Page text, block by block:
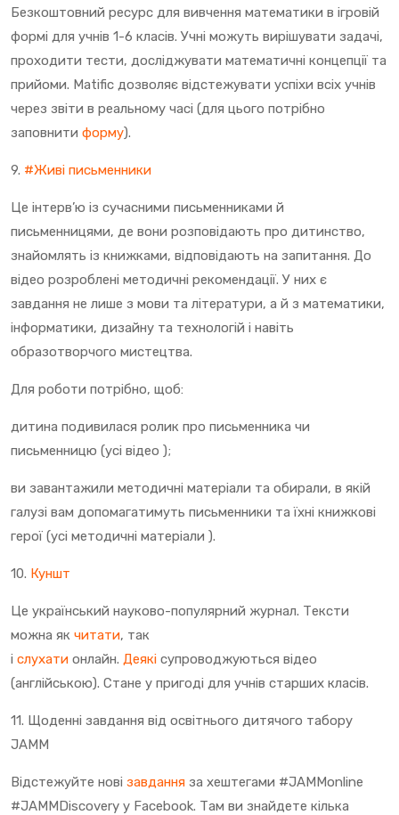
Безкоштовний ресурс для вивчення математики в ігровій
формі для учнів 1-6 класів. Учні можуть вирішувати задачі,
проходити тести, досліджувати математичні концепції та
прийоми. Matific дозволяє відстежувати успіхи всіх учнів
через звіти в реальному часі (для цього потрібно
заповнити форму).
9. #Живі письменники
Це інтерв’ю із сучасними письменниками й
письменницями, де вони розповідають про дитинство,
знайомлять із книжками, відповідають на запитання. До
відео розроблені методичні рекомендації. У них є
завдання не лише з мови та літератури, а й з математики,
інформатики, дизайну та технологій і навіть
образотворчого мистецтва.
Для роботи потрібно, щоб:
дитина подивилася ролик про письменника чи
письменницю (усі відео );
ви завантажили методичні матеріали та обирали, в якій
галузі вам допомагатимуть письменники та їхні книжкові
герої (усі методичні матеріали ).
10. Куншт
Це український науково-популярний журнал. Тексти
можна як читати, так
і слухати онлайн. Деякі супроводжуються відео
(англійською). Стане у пригоді для учнів старших класів.
11. Щоденні завдання від освітнього дитячого табору
JAMM
Відстежуйте нові завдання за хештегами #JAMMonline
#JAMMDiscovery у Facebook. Там ви знайдете кілька